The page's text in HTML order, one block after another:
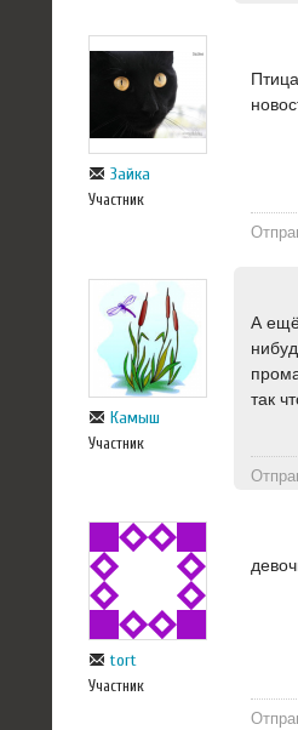
Зайка
Участник
Камыш
Участник
А ещё
так
tort
Участник